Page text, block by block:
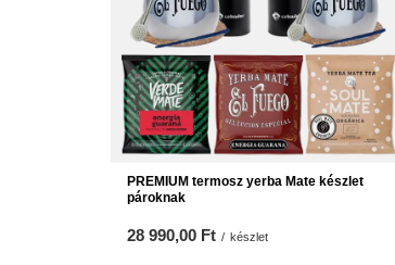
PREMIUM termosz yerba Mate készlet
pároknak
28 990,00 Ft / készlet